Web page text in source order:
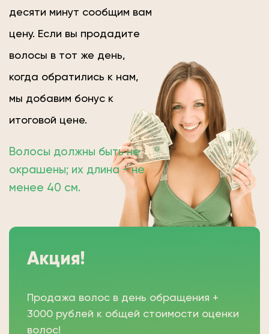
десяти минут сообщим вам
цену. Если вы продадите
волосы в тот же день,
когда обратились к нам,
мы добавим бонус к
итоговой цене.
Волосы должны быть не
окрашены; их длина − не
менее 40 см.
Акция!
Продажа волос в день обращения +
3000 рублей к общей стоимости оценки
волос!